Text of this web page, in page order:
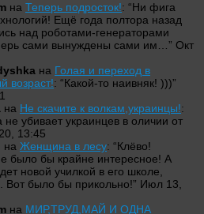
на Теперь подросток!: “Ни фига
Ещё года полтора назад
над роботами-генераторами
сами вынуждены сами им… ” Окт
на Голая и переход в
возраст!: “Какой-то наивняк! )))”
на Не скачите к волкам,украинцы!:
не убивает украинцев в оличии от
13:45
на Женщина в лесу: “Клёво!
было бы крайне интересное! А
новой училкой в его школе,
Вот было бы прикольно!” Июл 13,
на МИР,ТРУД,МАЙ И ОДНА